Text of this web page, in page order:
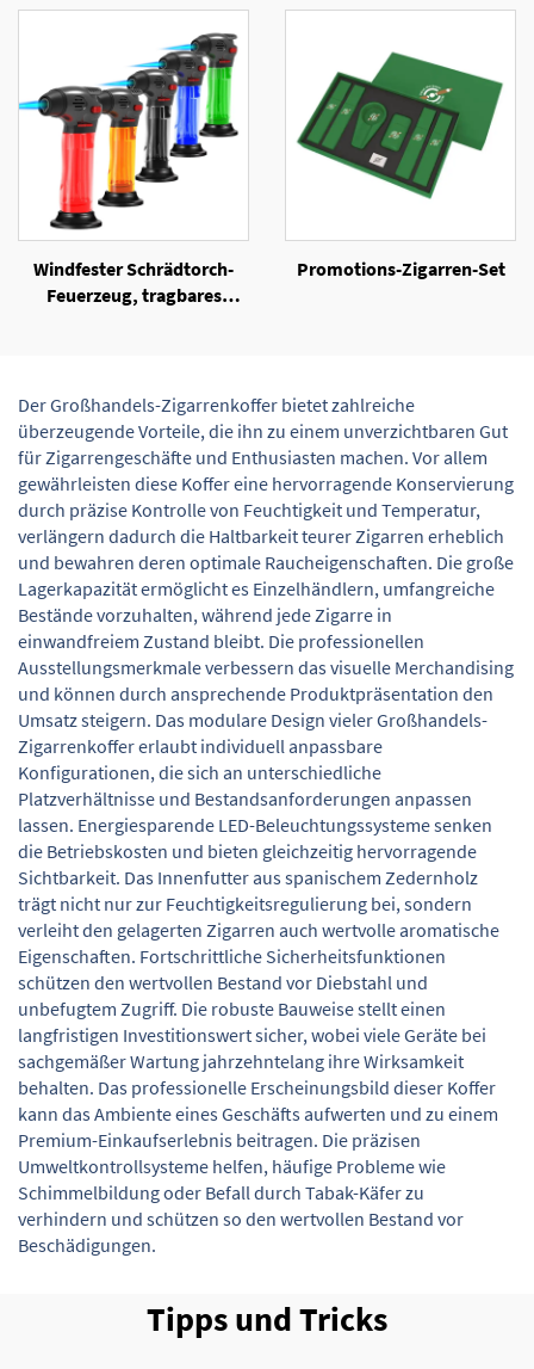
Silikonaschenbecher mit 4
Ablagefächer für Zigarren
Windfester Schrädtorch-
Feuerzeug, tragbares
Promotions-Zigarren-Set
Der Großhandels-Zigarrenkoffer bietet zahlreiche
überzeugende Vorteile, die ihn zu einem unverzichtbaren Gut
für Zigarrengeschäfte und Enthusiasten machen. Vor allem
gewährleisten diese Koffer eine hervorragende Konservierung
durch präzise Kontrolle von Feuchtigkeit und Temperatur,
verlängern dadurch die Haltbarkeit teurer Zigarren erheblich
und bewahren deren optimale Raucheigenschaften. Die große
Lagerkapazität ermöglicht es Einzelhändlern, umfangreiche
Bestände vorzuhalten, während jede Zigarre in
einwandfreiem Zustand bleibt. Die professionellen
Ausstellungsmerkmale verbessern das visuelle Merchandising
und können durch ansprechende Produktpräsentation den
Umsatz steigern. Das modulare Design vieler Großhandels-
Zigarrenkoffer erlaubt individuell anpassbare
Konfigurationen, die sich an unterschiedliche
Platzverhältnisse und Bestandsanforderungen anpassen
lassen. Energiesparende LED-Beleuchtungssysteme senken
die Betriebskosten und bieten gleichzeitig hervorragende
Sichtbarkeit. Das Innenfutter aus spanischem Zedernholz
trägt nicht nur zur Feuchtigkeitsregulierung bei, sondern
verleiht den gelagerten Zigarren auch wertvolle aromatische
Eigenschaften. Fortschrittliche Sicherheitsfunktionen
schützen den wertvollen Bestand vor Diebstahl und
unbefugtem Zugriff. Die robuste Bauweise stellt einen
langfristigen Investitionswert sicher, wobei viele Geräte bei
sachgemäßer Wartung jahrzehntelang ihre Wirksamkeit
behalten. Das professionelle Erscheinungsbild dieser Koffer
kann das Ambiente eines Geschäfts aufwerten und zu einem
Premium-Einkaufserlebnis beitragen. Die präzisen
Umweltkontrollsysteme helfen, häufige Probleme wie
Schimmelbildung oder Befall durch Tabak-Käfer zu
verhindern und schützen so den wertvollen Bestand vor
Beschädigungen.
Tipps und Tricks